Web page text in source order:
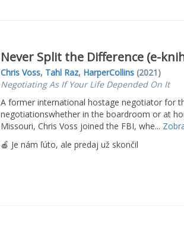
Never Split the Difference (e-
Chris Voss, Tahl Raz, HarperCollins(2021)
Negotiating As If Your Life Depended On It
A former international hostage negotiator for
negotiationswhether in the boardroom or at
Missouri, Chris Voss joined the FBI, whe...
🍎 Je nám ľúto, ale predaj už skončil